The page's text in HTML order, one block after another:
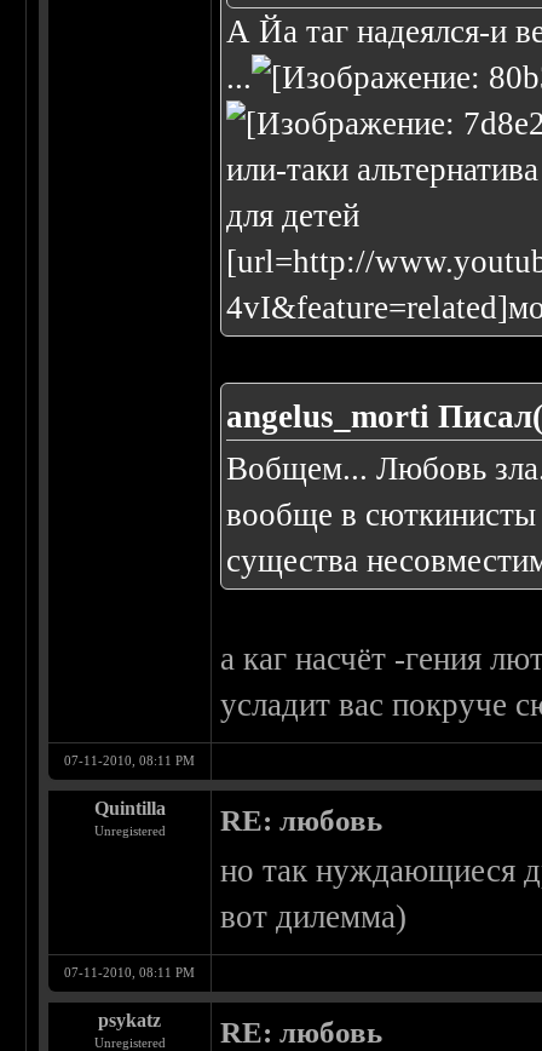
А Йа таг надеялся-и
...
или-таки
для детей
[url=http://
angelus_morti
Вобщем... Любовь
вообще в
существа
а каг насчёт -гения
усладит вас покруче
07-11-2010, 08:11 PM
Quintilla
Unregistered RE: любовь
но так нуждающиеся
вот дилемма)
07-11-2010, 08:11 PM
psykatz
Unregistered RE: любовь